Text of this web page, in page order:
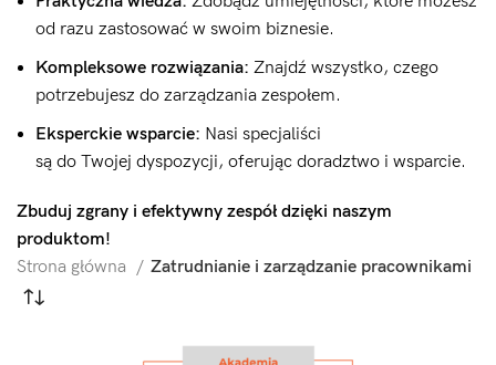
od razu zastosować w swoim biznesie.
Kompleksowe rozwiązania: Znajdź wszystko, czego
potrzebujesz do zarządzania zespołem.
Eksperckie wsparcie: Nasi specjaliści
są do Twojej dyspozycji, oferując doradztwo i wsparcie.
Zbuduj zgrany i efektywny zespół dzięki naszym
produktom!
Strona główna
Zatrudnianie i zarządzanie pracownikami